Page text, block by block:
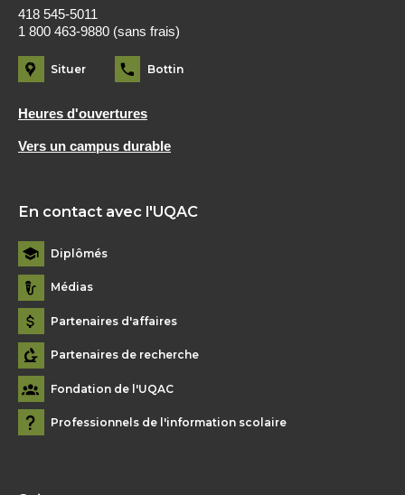
418 545-5011
1 800 463-9880 (sans frais)
Situer Bottin
Heures d'ouvertures
Vers un campus durable
En contact avec l'UQAC
Diplômés
Médias
Partenaires d'affaires
Partenaires de recherche
Fondation de l'UQAC
Professionnels de l'information scolaire